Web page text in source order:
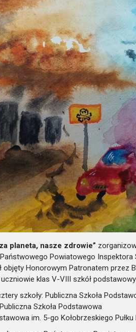
planeta, nasze zdrowie”
Powiatowego Inspektora
objęty Honorowym Patronatem przez
klas V-VIII szkół
szkoły: Publiczna Szkoła
Szkoła Podstawowa
im. 5-go Kołobrzeskiego